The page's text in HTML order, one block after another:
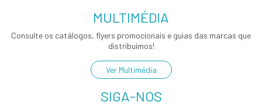
MULTIMÉDIA
Consulte os catálogos, flyers promocionais e guias das marcas que
distribuímos!
Ver Multimédia
SIGA-NOS